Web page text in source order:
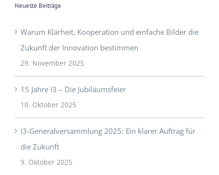
Neueste Beiträge
Warum Klarheit, Kooperation und einfache Bilder die
Zukunft der Innovation bestimmen
29. November 2025
15 Jahre I3 – Die Jubiläumsfeier
10. Oktober 2025
I3-Generalversammlung 2025: Ein klarer Auftrag für
die Zukunft
9. Oktober 2025